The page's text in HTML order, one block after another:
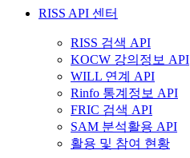
RISS API 센터
RISS 검색 API
KOCW 강의정보 API
WILL 연계 API
Rinfo 통계정보 API
FRIC 검색 API
SAM 분석활용 API
활용 및 참여 현황